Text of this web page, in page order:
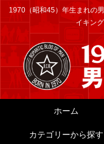
1970（昭和45）年生まれの
イキン
ホーム
カテゴリーから探す